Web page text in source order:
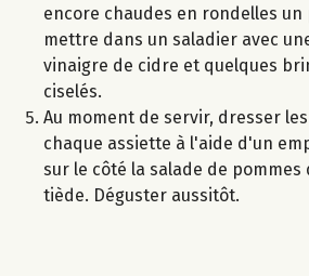
encore chaudes en rondelles un
mettre dans un saladier avec
vinaigre de cidre et quelques
ciselés.
Au moment de servir, dresser
chaque assiette à l'aide d'un
sur le côté la salade de
tiède. Déguster aussitôt.